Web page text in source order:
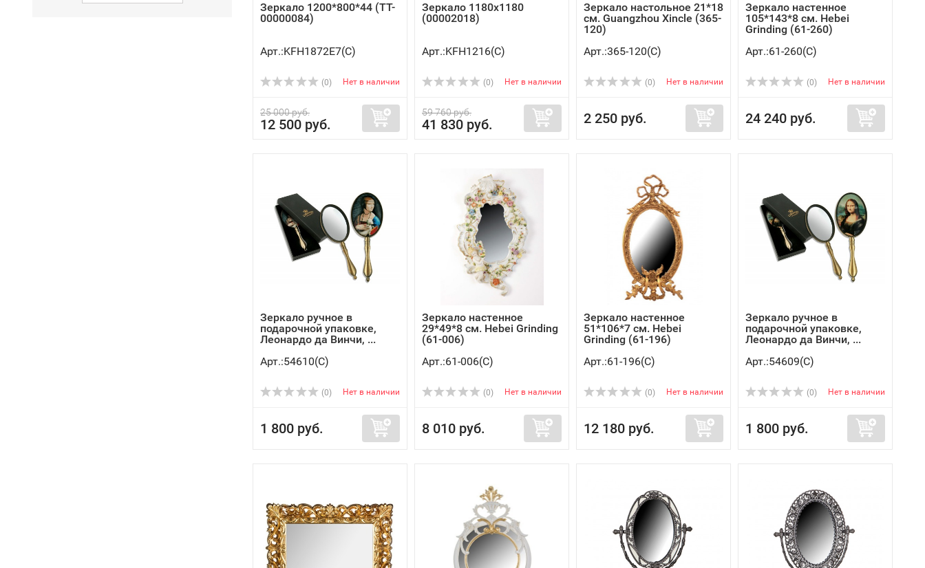
Зеркало 1200*800*44 (TT-
00000084)
Арт.:KFH1872E7(C)
(0) Нет в наличии
25 000 руб.
12 500 руб.
Зеркало 1180х1180
(00002018)
Арт.:KFH1216(C)
(0) Нет в наличии
59 760 руб.
41 830 руб.
Зеркало настольное 21*18
см. Guangzhou Xincle (365-
120)
Арт.:365-120(C)
(0) Нет в наличии
2 250 руб.
Зеркало настенное
105*143*8 см. Hebei
Grinding (61-260)
Арт.:61-260(C)
(0) Нет в наличии
24 240 руб.
Зеркало ручное в
подарочной упаковке,
Леонардо да Винчи, ...
Арт.:54610(C)
(0) Нет в наличии
1 800 руб.
Зеркало настенное
29*49*8 см. Hebei Grinding
(61-006)
Арт.:61-006(C)
(0) Нет в наличии
8 010 руб.
Зеркало настенное
51*106*7 см. Hebei
Grinding (61-196)
Арт.:61-196(C)
(0) Нет в наличии
12 180 руб.
Зеркало ручное в
подарочной упаковке,
Леонардо да Винчи, ...
Арт.:54609(C)
(0) Нет в наличии
1 800 руб.